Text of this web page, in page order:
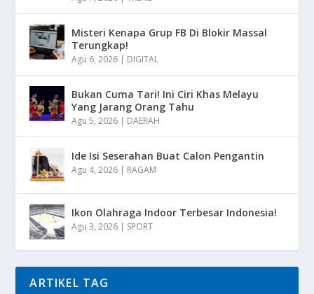
Misteri Kenapa Grup FB Di Blokir Massal
Terungkap!
Agu 6, 2026 | DIGITAL
Bukan Cuma Tari! Ini Ciri Khas Melayu
Yang Jarang Orang Tahu
Agu 5, 2026 | DAERAH
Ide Isi Seserahan Buat Calon Pengantin
Agu 4, 2026 | RAGAM
Ikon Olahraga Indoor Terbesar Indonesia!
Agu 3, 2026 | SPORT
ARTIKEL TAG